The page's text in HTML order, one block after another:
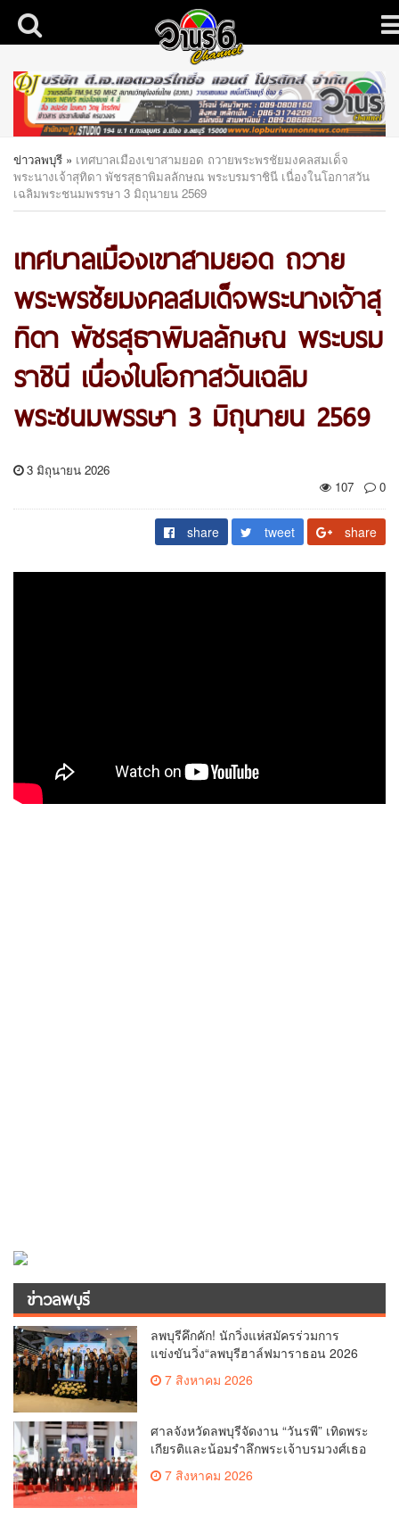
ข่าวลพบุรี » เทศบาลเมืองเขาสามยอด ถวายพระพรชัยมงคลสมเด็จ
พระนางเจ้าสุทิดา พัชรสุธาพิมลลักษณ พระบรมราชินี เนื่องในโอกาสวัน
เฉลิมพระชนมพรรษา 3 มิถุนายน 2569
เทศบาลเมืองเขาสามยอด ถวาย
พระพรชัยมงคลสมเด็จพระนางเจ้าสุ
ทิดา พัชรสุธาพิมลลักษณ พระบรม
ราชินี เนื่องในโอกาสวันเฉลิม
พระชนมพรรษา 3 มิถุนายน 2569
3 มิถุนายน 2026
107
0
share tweet share
ข่าวลพบุรี
ลพบุรีคึกคัก! นักวิ่งแห่สมัครร่วมการ
แข่งขันวิ่ง“ลพบุรีฮาล์ฟมาราธอน 2026
สัมผัสแสงแรกที่อ่างซับเหล็ก
7 สิงหาคม 2026
ศาลจังหวัดลพบุรีจัดงาน “วันรพี” เทิดพระ
เกียรติและน้อมรำลึกพระเจ้าบรมวงศ์เธอ
พระองค์รพีพัฒนศักดิ์ กรมหลวงราชบุรี
ดิเรกฤทธิ์ พระบิดาแห่งกฎหมายไท
7 สิงหาคม 2026